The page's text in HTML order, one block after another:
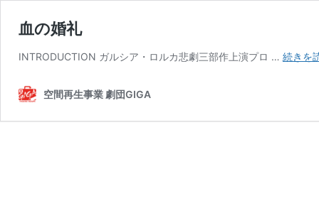
血の婚礼
INTRODUCTION ガルシア・ロルカ悲劇三部作上演プロ … 続きを
空間再生事業 劇団GIGA